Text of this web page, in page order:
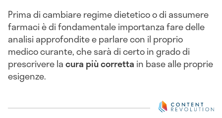
Prima di cambiare regime dietetico o di assumere
farmaci è di fondamentale importanza fare delle
analisi approfondite e parlare con il proprio
medico curante, che sarà di certo in grado di
prescrivere lacura più corretta in base alle proprie
esigenze.